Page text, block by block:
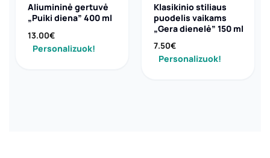
Aliumininė gertuvė
„Puiki diena” 400 ml
13.00€
Personalizuok!
Klasikinio stiliaus
puodelis vaikams
„Gera dienelė” 150 ml
7.50€
Personalizuok!